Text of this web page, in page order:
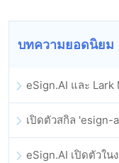
บทความยอดนิยม